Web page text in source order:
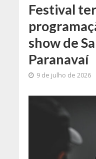
Festival
show de
Paranavaí
9 de julho de 2026